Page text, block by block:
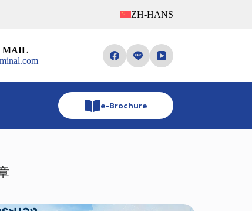
ZH-HANS
MAIL
e-Brochure